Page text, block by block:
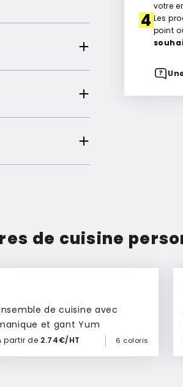
votre
4 Les
point
de cuisine
de cuisine avec
et gant Yum
partir de 2.74€/HT 6 coloris
Ajouter à mon devis